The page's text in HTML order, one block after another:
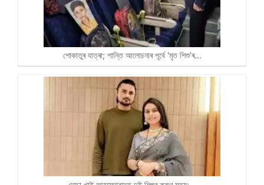
শোকাতুৰ যাত্ৰা; শান্তি আলোচনাৰ পূৰ্বে 'মৃত শিশু’ৰ…